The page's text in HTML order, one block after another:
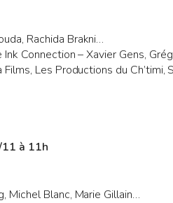
Rachida Brakni…
Connection – Xavier Gens,
Les Productions du
à 11h
Michel Blanc, Marie Gillain…